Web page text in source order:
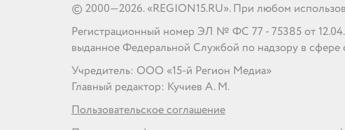
© 2000—2026. «REGION15.RU». При любом
Регистрационный номер ЭЛ № ФС 77 - 75385 от
выданное Федеральной Службой по надзору в
Учредитель: ООО «15-й Регион Медиа»
Главный редактор: Кучиев А. М.
Пользовательское соглашение